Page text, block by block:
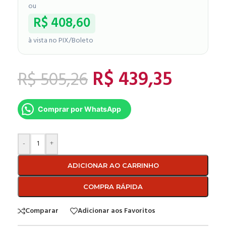
ou
R$408,60
à vista no PIX/Boleto
R$505,26 R$439,35
Comprar por WhatsApp
- +
ADICIONAR AO CARRINHO
COMPRA RÁPIDA
Comparar Adicionar aos Favoritos